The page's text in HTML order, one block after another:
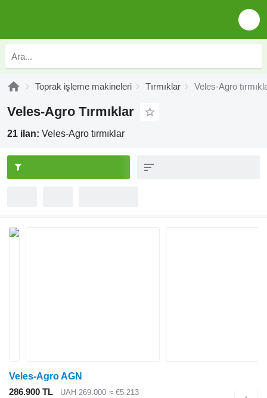
Toprak işleme makineleri Tırmıklar Veles-Agro
Veles-Agro Tırmıklar
21 ilan: Veles-Agro tırmıklar
Veles-Agro AGN
286.900 TL
UAH 269.000 ≈ €5.213